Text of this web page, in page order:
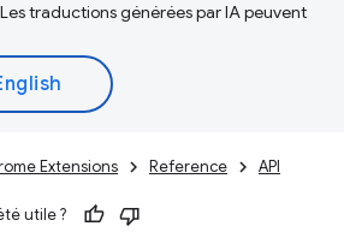
traductions générées par IA peuvent
Extensions Reference API
utile ?